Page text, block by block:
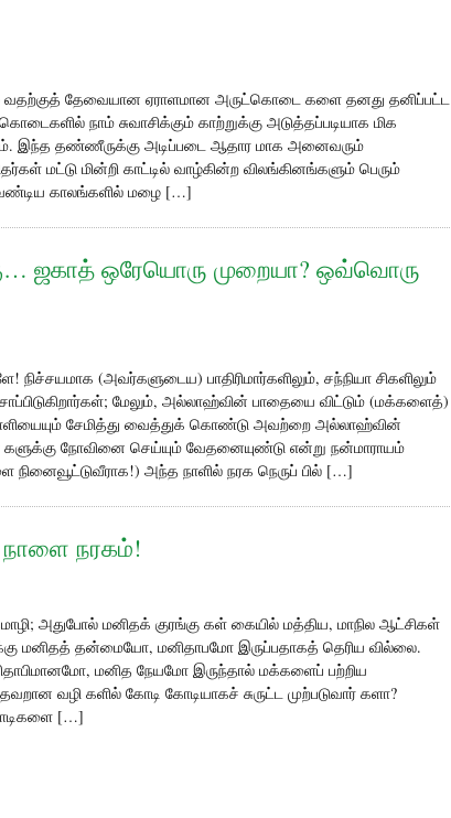
தேவையான ஏராளமான அருட்கொடை களை தனது தனிப்பட்ட
நாம் சுவாசிக்கும் காற்றுக்கு அடுத்தப்படியாக மிக
இந்த தண்ணீருக்கு அடிப்படை ஆதார மாக அனைவரும்
மட்டு மின்றி காட்டில் வாழ்கின்ற விலங்கினங்களும் பெரும்
காலங்களில் மழை […]
ஜகாத் ஒரேயொரு முறையா? ஒவ்வொரு
(அவர்களுடைய) பாதிரிமார்களிலும், சந்நியா சிகளிலும்
மேலும், அல்லாஹ்வின் பாதையை விட்டும் (மக்களைத்)
சேமித்து வைத்துக் கொண்டு அவற்றை அல்லாஹ்வின்
களுக்கு நோவினை செய்யும் வேதனையுண்டு என்று நன்மாராயம்
நினைவூட்டுவீராக!) அந்த நாளில் நரக நெருப் பில் […]
நாளை நரகம்!
அதுபோல் மனிதக் குரங்கு கள் கையில் மத்திய, மாநில ஆட்சிகள்
மனிதத் தன்மையோ, மனிதாபமோ இருப்பதாகத் தெரிய வில்லை.
மனித நேயமோ இருந்தால் மக்களைப் பற்றிய
வழி களில் கோடி கோடியாகச் சுருட்ட முற்படுவார் களா?
[…]